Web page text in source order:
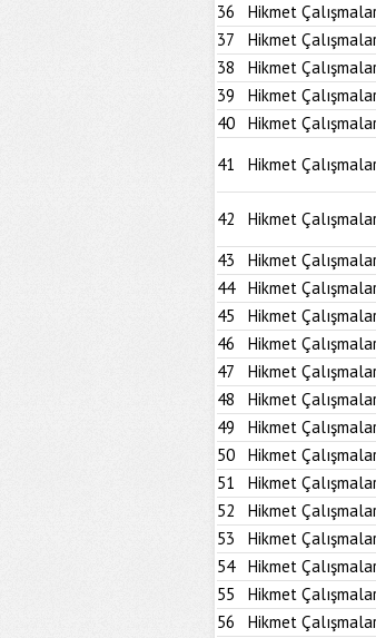
36
Hikmet
37
Hikmet
38
Hikmet
39
Hikmet
40
Hikmet
41
Hikmet
42 Hikmet
43
Hikmet
44
Hikmet
45
Hikmet
46
Hikmet
47
Hikmet
48
Hikmet
49
Hikmet
50
Hikmet
51
Hikmet
52
Hikmet
53
Hikmet
54
Hikmet
55
Hikmet
56
Hikmet